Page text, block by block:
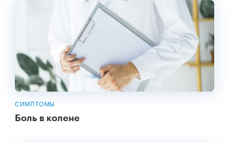
СИМПТОМЫ
Боль в колене